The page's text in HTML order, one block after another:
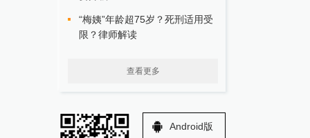
“梅姨”年龄超75岁？死刑适用受
限？律师解读
查看更多
Android版